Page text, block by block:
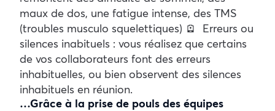
maux de dos, une fatigue intense, des TMS
(troubles musculo squelettiques) 🪫 Erreurs ou
silences inabituels : vous réalisez que certains
de vos collaborateurs font des erreurs
inhabituelles, ou bien observent des silences
inhabituels en réunion.
…Grâce à la prise de pouls des équipes